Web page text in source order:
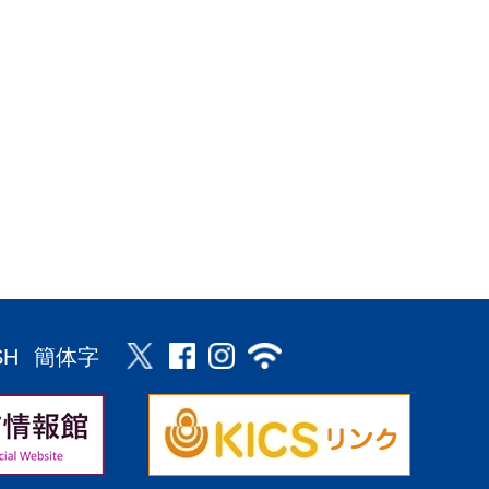
簡体字